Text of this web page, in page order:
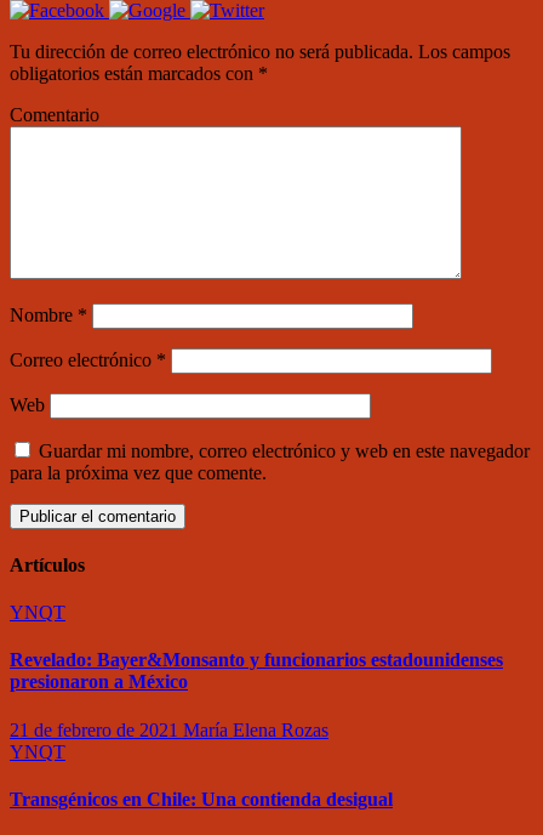
Tu dirección de correo electrónico no será publicada. Los campos
obligatorios están marcados con *
Comentario
Nombre *
Correo electrónico *
Web
Guardar mi nombre, correo electrónico y web en este navegador
para la próxima vez que comente.
Artículos
YNQT
Revelado: Bayer&Monsanto y funcionarios estadounidenses
presionaron a México
21 de febrero de 2021 María Elena Rozas
YNQT
Transgénicos en Chile: Una contienda desigual